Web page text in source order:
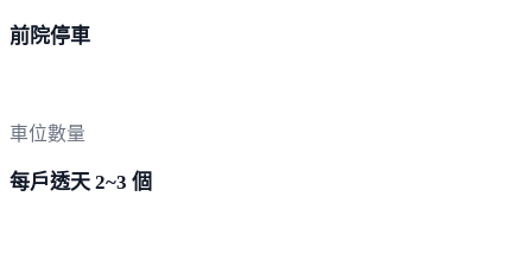
前院停車
車位數量
每戶透天 2~3 個